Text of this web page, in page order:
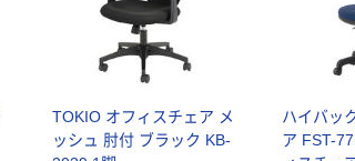
TOKIO オフィスチェア メ
ッシュ 肘付 ブラック KB-
ハイバッ
ア FST-
本気プライス
アスクル 耳にや
さしい やわらか
いマスク
￥458~ （税込）